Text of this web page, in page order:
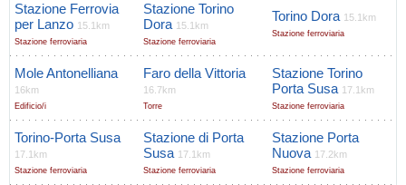
Stazione Ferrovia
per Lanzo 15.1km
Stazione ferroviaria
Stazione Torino
Dora 15.1km
Stazione ferroviaria
Torino Dora 15.1km
Stazione ferroviaria
Mole Antonelliana
16km
Edificio/i
Faro della Vittoria
16.7km
Torre
Stazione Torino
Porta Susa 17.1km
Stazione ferroviaria
Torino-Porta Susa
17.1km
Stazione ferroviaria
Stazione di Porta
Susa 17.1km
Stazione ferroviaria
Stazione Porta
Nuova 17.2km
Stazione ferroviaria